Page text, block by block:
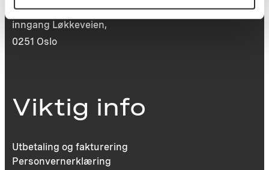
Victoria Terrasse 11
inngang Løkkeveien,
0251 Oslo
Viktig info
Utbetaling og fakturering
Personvernerklæring